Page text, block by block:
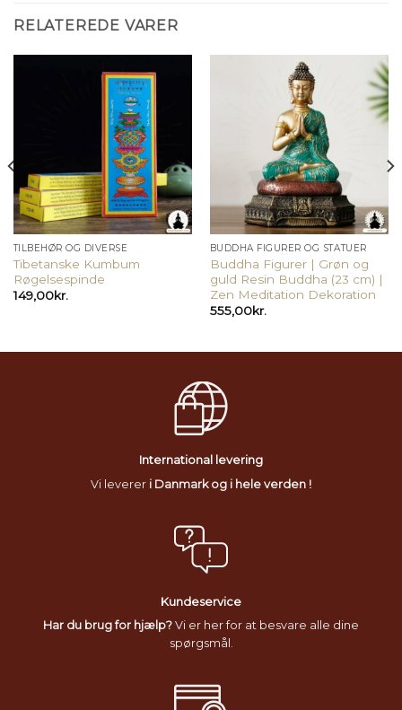
RELATEREDE VARER
TILBEHØR OG DIVERSE
Tibetanske Kumbum
Røgelsespinde
149,00kr.
BUDDHA FIGURER OG STATUER
Buddha Figurer | Grøn og
guld Resin Buddha (23 cm) |
Zen Meditation Dekoration
555,00kr.
International levering
Vi leverer i Danmark og i hele verden !
Kundeservice
Har du brug for hjælp? Vi er her for at besvare alle dine
spørgsmål.